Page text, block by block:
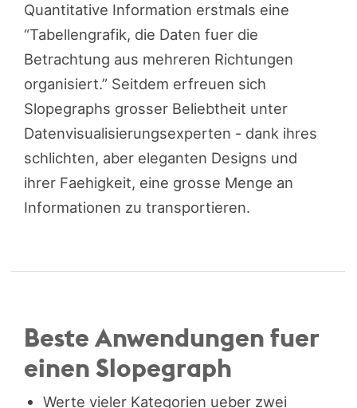
Quantitative Information erstmals eine
“Tabellengrafik, die Daten fuer die
Betrachtung aus mehreren Richtungen
organisiert.” Seitdem erfreuen sich
Slopegraphs grosser Beliebtheit unter
Datenvisualisierungsexperten - dank ihres
schlichten, aber eleganten Designs und
ihrer Faehigkeit, eine grosse Menge an
Informationen zu transportieren.
Beste Anwendungen fuer
einen Slopegraph
Werte vieler Kategorien ueber zwei